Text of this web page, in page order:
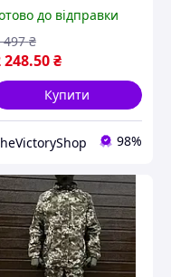
літо,
костюм
58 Br3ky
до відправки
248.50₴
497 ₴
Купити
98%